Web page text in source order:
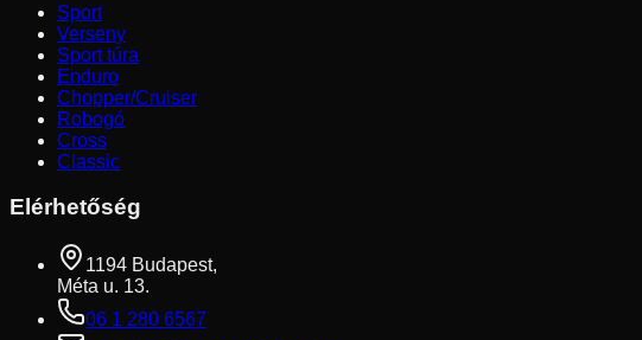
Sport
Verseny
Sport túra
Enduro
Chopper/Cruiser
Robogó
Cross
Classic
Elérhetőség
1194 Budapest,
Méta u. 13.
06 1 280 6567